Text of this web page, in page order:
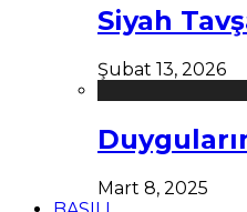
Siyah
Şubat 13, 2026
Mart 8, 2025